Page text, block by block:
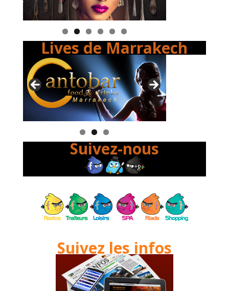
Lives de Marrakech
Suivez-nous
Suivez les infos